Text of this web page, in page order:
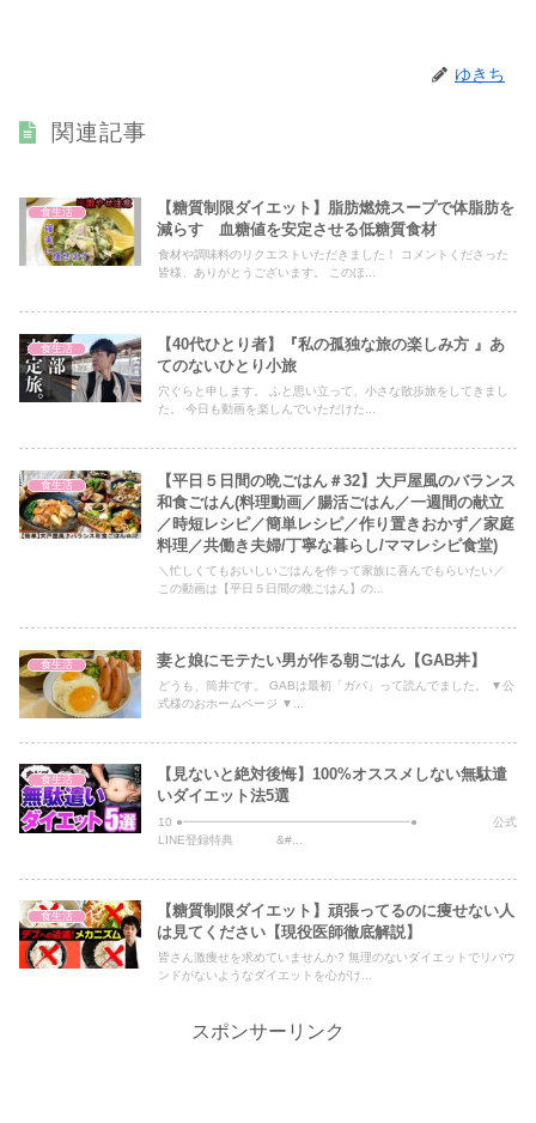
ゆきち
関連記事
食生活
【糖質制限ダイエット】脂肪燃焼スープで体脂肪を
減らす 血糖値を安定させる低糖質食材
食材や調味料のリクエストいただきました！ コメントくださった
皆様、ありがとうございます。 このほ...
食生活
【40代ひとり者】『私の孤独な旅の楽しみ方 』あ
てのないひとり小旅
穴ぐらと申します。 ふと思い立って、小さな散歩旅をしてきまし
た。 今日も動画を楽しんでいただけた...
食生活
【平日５日間の晩ごはん＃32】大戸屋風のバランス
和食ごはん(料理動画／腸活ごはん／一週間の献立
／時短レシピ／簡単レシピ／作り置きおかず／家庭
料理／共働き夫婦/丁寧な暮らし/ママレシピ食堂)
＼忙しくてもおいしいごはんを作って家族に喜んでもらいたい／
この動画は【平日５日間の晩ごはん】の...
食生活 妻と娘にモテたい男が作る朝ごはん【GAB丼】
どうも、筒井です。 GABは最初「ガバ」って読んでました。 ▼公
式様のおホームページ ▼...
食生活
【見ないと絶対後悔】100%オススメしない無駄遣
いダイエット法5選
10 ●━━━━━━━━━━━━━━━━━━━● 公式
LINE登録特典 &#...
食生活
【糖質制限ダイエット】頑張ってるのに痩せない人
は見てください【現役医師徹底解説】
皆さん激痩せを求めていませんか? 無理のないダイエットでリバウ
ンドがないようなダイエットを心がけ...
スポンサーリンク